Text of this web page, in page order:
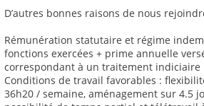
D’autres bonnes raisons de nous
Rémunération statutaire et régime
fonctions exercées + prime annuelle
correspondant à un traitement indiciaire
Conditions de travail favorables :
36h20 / semaine, aménagement sur 4.5